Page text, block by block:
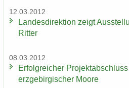
12.03.2012
Lan­des­di­rek­ti­on zeigt
Rit­ter
08.03.2012
Er­folg­rei­cher
erz­ge­bir­gi­scher Moore